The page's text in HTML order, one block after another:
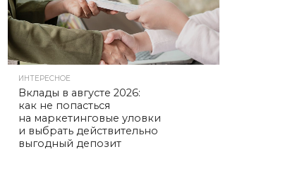
ИНТЕРЕСНОЕ
Вклады в августе 2026:
как не попасться
на маркетинговые уловки
и выбрать действительно
выгодный депозит